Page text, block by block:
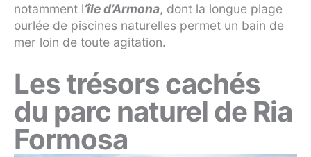
notamment l‘île d’Armona, dont la longue plage
ourlée de piscines naturelles permet un bain de
mer loin de toute agitation.
Les trésors cachés
du parc naturel de Ria
Formosa